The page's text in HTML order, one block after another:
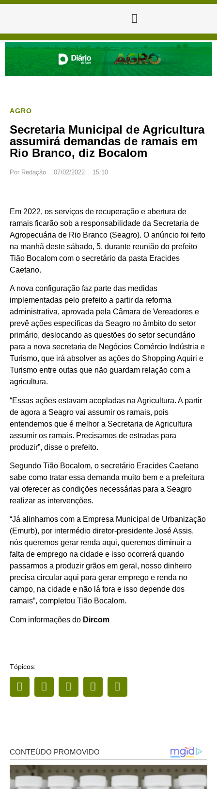
AGRO
Secretaria Municipal de Agricultura
assumirá demandas de ramais em
Rio Branco, diz Bocalom
Por Redação 07/02/2022 15:10
Em 2022, os serviços de recuperação e abertura de
ramais ficarão sob a responsabilidade da Secretaria de
Agropecuária de Rio Branco (Seagro). O anúncio foi feito
na manhã deste sábado, 5, durante reunião do prefeito
Tião Bocalom com o secretário da pasta Eracides
Caetano.
A nova configuração faz parte das medidas
implementadas pelo prefeito a partir da reforma
administrativa, aprovada pela Câmara de Vereadores e
prevê ações especificas da Seagro no âmbito do setor
primário, deslocando as questões do setor secundário
para a nova secretaria de Negócios Comércio Indústria e
Turismo, que irá absolver as ações do Shopping Aquiri e
Turismo entre outas que não guardam relação com a
agricultura.
“Essas ações estavam acopladas na Agricultura. A partir
de agora a Seagro vai assumir os ramais, pois
entendemos que é melhor a Secretaria de Agricultura
assumir os ramais. Precisamos de estradas para
produzir”, disse o prefeito.
Segundo Tião Bocalom, o secretário Eracides Caetano
sabe como tratar essa demanda muito bem e a prefeitura
vai oferecer as condições necessárias para a Seagro
realizar as intervenções.
“Já alinhamos com a Empresa Municipal de Urbanização
(Emurb), por intermédio diretor-presidente José Assis,
nós queremos gerar renda aqui, queremos diminuir a
falta de emprego na cidade e isso ocorrerá quando
passarmos a produzir grãos em geral, nosso dinheiro
precisa circular aqui para gerar emprego e renda no
campo, na cidade e não lá fora e isso depende dos
ramais”, completou Tião Bocalom.
Com informações do Dircom
Tópicos: